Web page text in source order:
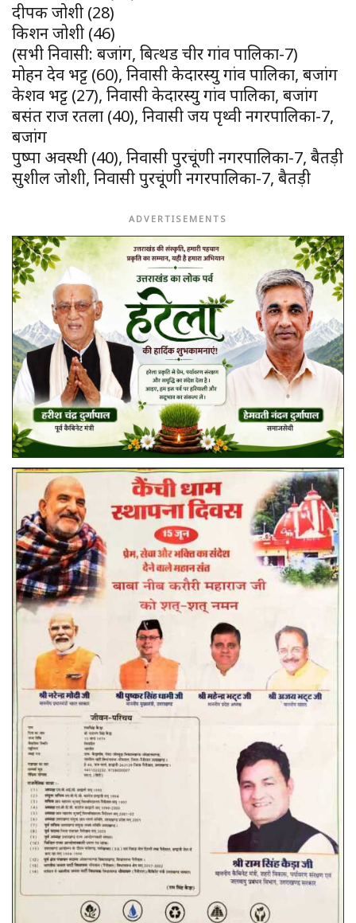
दीपक जोशी (28)
किशन जोशी (46)
(सभी निवासी: बजांग, बित्थड चीर गांव पालिका-7)
मोहन देव भट्ट (60), निवासी केदारस्यु गांव पालिका, बजांग
केशव भट्ट (27), निवासी केदारस्यु गांव पालिका, बजांग
बसंत राज रतला (40), निवासी जय पृथ्वी नगरपालिका-7,
बजांग
पुष्पा अवस्थी (40), निवासी पुरचूंणी नगरपालिका-7, बैतड़ी
सुशील जोशी, निवासी पुरचूंणी नगरपालिका-7, बैतड़ी
ADVERTISEMENTS